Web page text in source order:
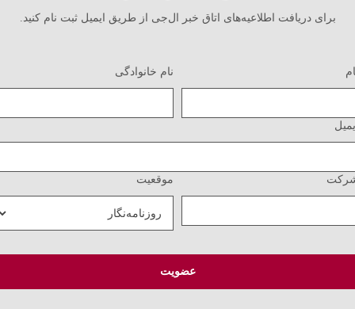
برای دریافت اطلاعیه‌های اتاق خبر ال‌جی از طریق ایمیل ثبت نام کنید.
نام خانوادگی
موقعیت